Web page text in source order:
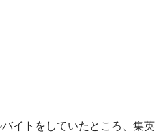
イトをしていたところ、集英